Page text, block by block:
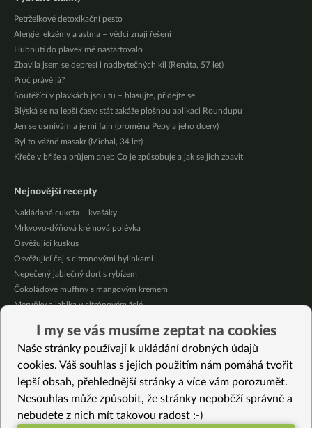
Petrželkové detoxikační pesto
Alergie, ekzémy a astma – vědci znají řešení
Hubnutí do plavek mě nastartovalo
Zbavila jsem se depresí i nadbytečných kil (Renáta, 57 let)
Proč právě já?
Soutěžící v plavkách jsou tu – hlasujte, přidejte se
Blýská se na lepší časy: stát zakáže plošnou aplikaci Roundupu
Jen se usmívám a je mi fajn (proměna Pepy a jeho dcery)
Byl to vážně masakr (Michal, 34 let)
Křeče v břiše a průjem aneb Co je způsobuje a jak se jich zbavit
Nejnovější recepty
Nakládaná cuketa – kvašáky
Mrkvovo-dýňová krémová polévka
Osvěžující kuskus
Osvěžující čaj s citronovými bylinkami
Nepečený jablečný dort s rybízem
Čokoládové muffiny s mangovým krémem
Meruňky a jablka v citrónovém želé
Celozrnná rýže basmati se zeleninou
Citrónové muffiny s borůvkovým krémem
Vybrané recepty
Rýžová kaše s natto a restovanou zeleninou
Květák v indické čočkové omáčce
I my se vás musíme zeptat na cookies
Naše stránky používají k ukládání drobných údajů
cookies. Váš souhlas s jejich použitím nám pomáhá tvořit
lepší obsah, přehlednější stránky a více vám porozumět.
Nesouhlas může způsobit, že stránky nepoběží správně a
nebudete z nich mít takovou radost :-)